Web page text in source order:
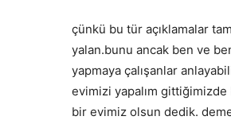
çünkü bu tür açıklamalar
yalan.bunu ancak ben ve
yapmaya çalışanlar
evimizi yapalım gittiğimizde
bir evimiz olsun dedik.